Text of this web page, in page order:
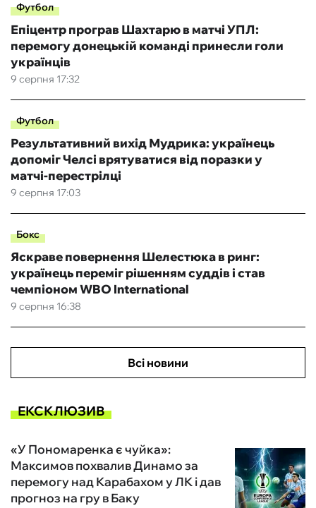
Футбол
9 серпня 17:32
Епіцентр програв Шахтарю в матчі УПЛ:
перемогу донецькій команді принесли голи
українців
Футбол
9 серпня 17:03
Результативний вихід Мудрика: українець
допоміг Челсі врятуватися від поразки у
матчі-перестрілці
Бокс
9 серпня 16:38
Яскраве повернення Шелестюка в ринг:
українець переміг рішенням суддів і став
чемпіоном WBO International
Всі новини
ЕКСКЛЮЗИВ
«У Пономаренка є чуйка»:
Максимов похвалив Динамо за
перемогу над Карабахом у ЛК і дав
прогноз на гру в Баку